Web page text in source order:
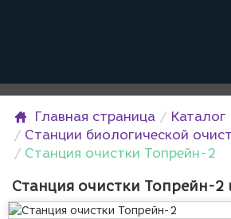
Главная страница
Каталог
Станции биологической
Станция очистки Топрейн-2
Станция очистки Топрейн-2